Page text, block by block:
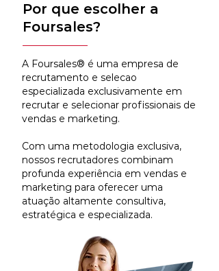
Por que escolher a
Foursales?
A Foursales® é uma empresa de
recrutamento e selecao
especializada exclusivamente em
recrutar e selecionar profissionais de
vendas e marketing.
Com uma metodologia exclusiva,
nossos recrutadores combinam
profunda experiência em vendas e
marketing para oferecer uma
atuação altamente consultiva,
estratégica e especializada.